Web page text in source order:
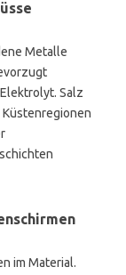
Metalle
Salz
im Material.